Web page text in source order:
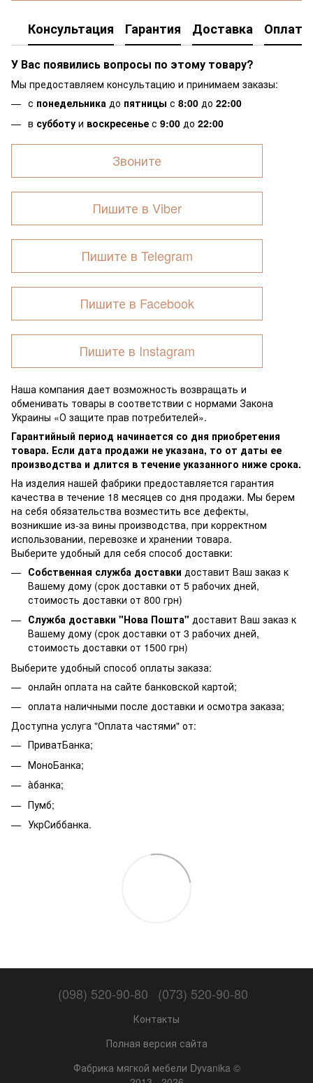
Консультация Гарантия Доставка Оплата
У Вас появились вопросы по этому товару?
Мы предоставляем консультацию и принимаем заказы:
с понедельника до пятницы с 8:00 до 22:00
в субботу и воскресенье с 9:00 до 22:00
Звоните
Пишите в Viber
Пишите в Telegram
Пишите в Facebook
Пишите в Instagram
Наша компания дает возможность возвращать и
обменивать товары в соответствии с нормами Закона
Украины «О защите прав потребителей».
Гарантийный период начинается со дня приобретения
товара. Если дата продажи не указана, то от даты ее
производства и длится в течение указанного ниже срока.
На изделия нашей фабрики предоставляется гарантия
качества в течение 18 месяцев со дня продажи. Мы берем
на себя обязательства возместить все дефекты,
возникшие из-за вины производства, при корректном
использовании, перевозке и хранении товара.
Выберите удобный для себя способ доставки:
Собственная служба доставки доставит Ваш заказ к
Вашему дому (срок доставки от 5 рабочих дней,
стоимость доставки от 800 грн)
Служба доставки "Нова Пошта" доставит Ваш заказ к
Вашему дому (срок доставки от 3 рабочих дней,
стоимость доставки от 1500 грн)
Выберите удобный способ оплаты заказа:
онлайн оплата на сайте банковской картой;
оплата наличными после доставки и осмотра заказа;
Доступна услуга "Оплата частями" от:
ПриватБанка;
МоноБанка;
àбанка;
Пумб;
УкрСиббанка.
(098) 520-90-80 (073) 520-90-80
Контакты
Полная версия сайта
Фабрика мягкой мебели Dyvanika ©